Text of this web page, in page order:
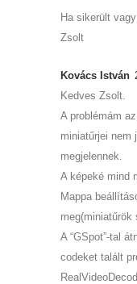
Ha sikerült
Zsolt
Kovács István
Kedves Zsolt.
A problémám
miniatűrjei nem
megjelennek.
A képeké mind
Mappa
meg(miniatűrök
A “GSpot”-tal
codeket talált